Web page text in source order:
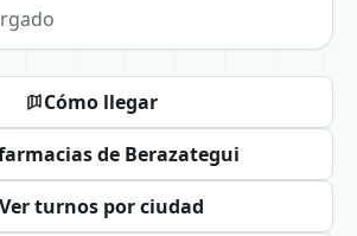
Cómo llegar
de Berazategui
Ver turnos por ciudad